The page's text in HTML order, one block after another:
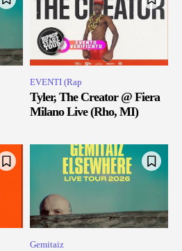
EVENTI (Rap
Tyler, The Creator @ Fiera
Milano Live (Rho, MI)
Gemitaiz